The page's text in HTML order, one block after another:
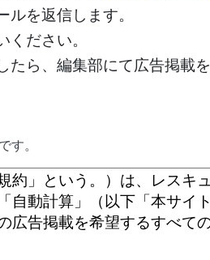
を返信します。
ください。
たら、編集部にて広告掲載を
す。